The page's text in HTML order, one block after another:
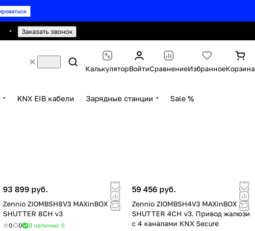
Заказать звонок
КалькуляторВойтиСравнениеИзбранноеКорзина
KNX EIB кабели Зарядные станции Sale %
93 899 руб.
Zennio ZIOMBSH8V3 MAXinBOX
SHUTTER 8CH v3
0 0 В наличии: 5
59 456 руб.
Zennio ZIOMBSH4V3 MAXinBOX
SHUTTER 4CH v3. Привод жалюзи
с 4 каналами KNX Secure